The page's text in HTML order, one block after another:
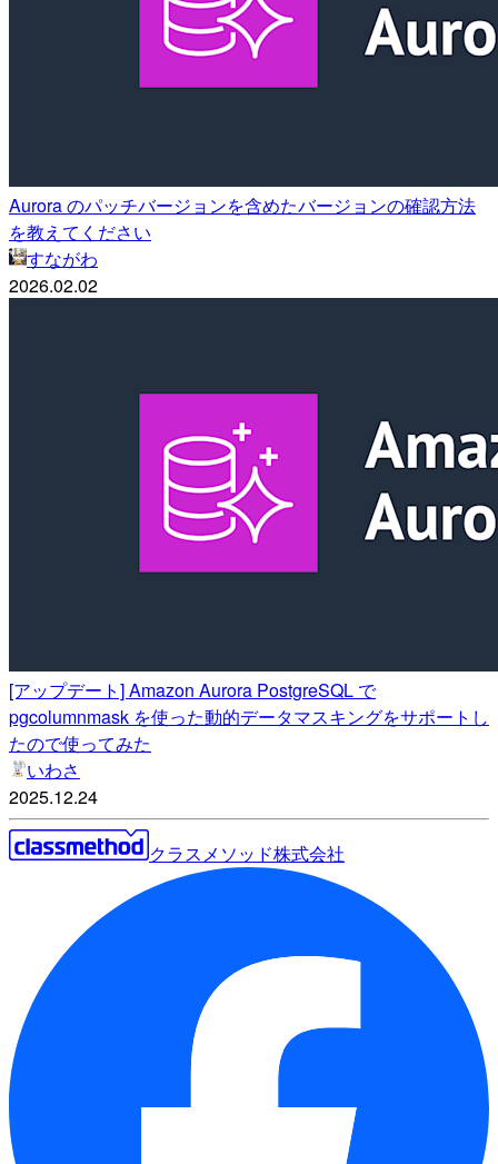
Aurora のパッチバージョンを含めたバージョンの確認方法
を教えてください
すながわ
2026.02.02
[アップデート] Amazon Aurora PostgreSQL で
pgcolumnmask を使った動的データマスキングをサポートし
たので使ってみた
いわさ
2025.12.24
クラスメソッド株式会社